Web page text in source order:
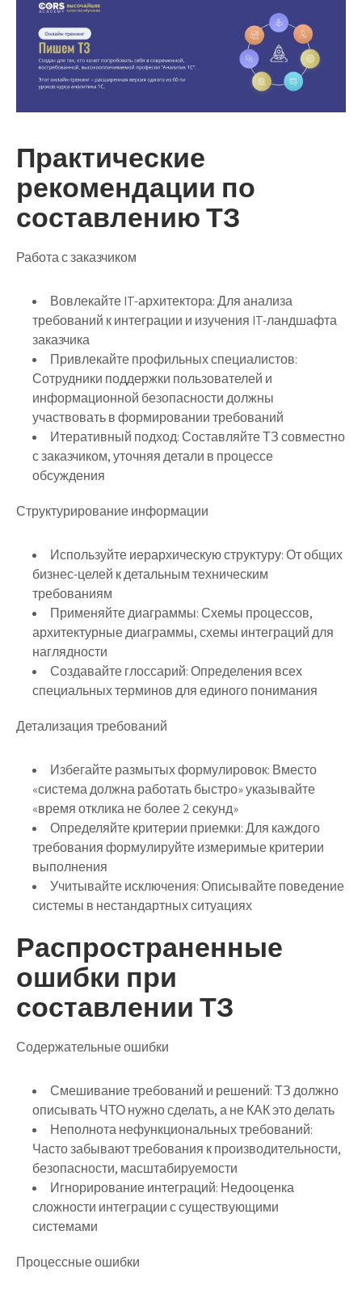
Практические
рекомендации по
составлению ТЗ
Работа с заказчиком
Вовлекайте IT-архитектора: Для анализа
требований к интеграции и изучения IT-ландшафта
заказчика
Привлекайте профильных специалистов:
Сотрудники поддержки пользователей и
информационной безопасности должны
участвовать в формировании требований
Итеративный подход: Составляйте ТЗ совместно
с заказчиком, уточняя детали в процессе
обсуждения
Структурирование информации
Используйте иерархическую структуру: От общих
бизнес-целей к детальным техническим
требованиям
Применяйте диаграммы: Схемы процессов,
архитектурные диаграммы, схемы интеграций для
наглядности
Создавайте глоссарий: Определения всех
специальных терминов для единого понимания
Детализация требований
Избегайте размытых формулировок: Вместо
«система должна работать быстро» указывайте
«время отклика не более 2 секунд»
Определяйте критерии приемки: Для каждого
требования формулируйте измеримые критерии
выполнения
Учитывайте исключения: Описывайте поведение
системы в нестандартных ситуациях
Распространенные
ошибки при
составлении ТЗ
Содержательные ошибки
Смешивание требований и решений: ТЗ должно
описывать ЧТО нужно сделать, а не КАК это делать
Неполнота нефункциональных требований:
Часто забывают требования к производительности,
безопасности, масштабируемости
Игнорирование интеграций: Недооценка
сложности интеграции с существующими
системами
Процессные ошибки